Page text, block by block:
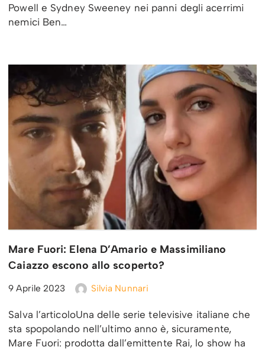
Powell e Sydney Sweeney nei panni degli acerrimi
nemici Ben…
Mare Fuori: Elena D’Amario e Massimiliano
Caiazzo escono allo scoperto?
9 Aprile 2023 Silvia Nunnari
Salva l’articoloUna delle serie televisive italiane che
sta spopolando nell’ultimo anno è, sicuramente,
Mare Fuori: prodotta dall’emittente Rai, lo show ha